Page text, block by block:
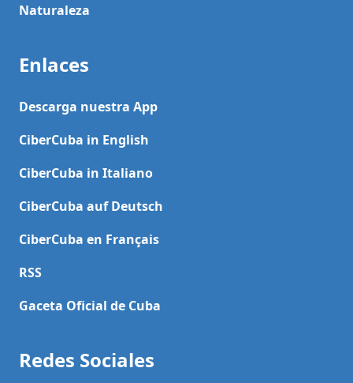
Naturaleza
Enlaces
Descarga nuestra App
CiberCuba in English
CiberCuba in Italiano
CiberCuba auf Deutsch
CiberCuba en Français
RSS
Gaceta Oficial de Cuba
Redes Sociales